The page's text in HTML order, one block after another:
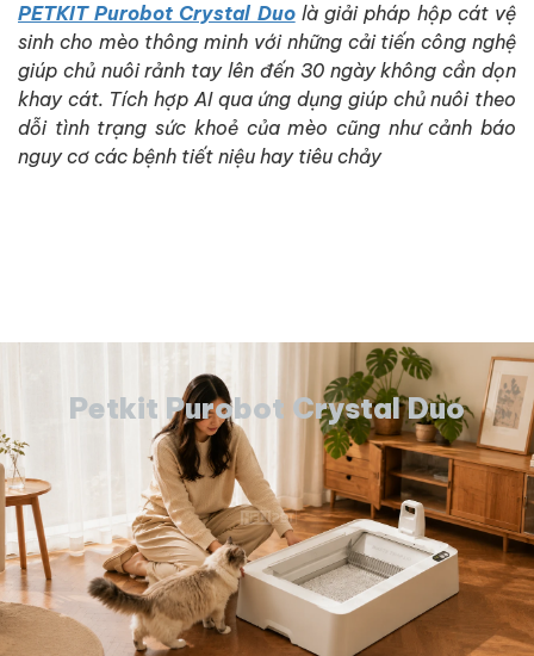
PETKIT Purobot Crystal Duolà giải pháp hộp cát vệ
sinh cho mèo thông minh với những cải tiến công nghệ
giúp chủ nuôi rảnh tay lên đến 30 ngày không cần dọn
khay cát. Tích hợp AI qua ứng dụng giúp chủ nuôi theo
dỗi tình trạng sức khoẻ của mèo cũng như cảnh báo
nguy cơ các bệnh tiết niệu hay tiêu chảy
Petkit Purobot Crystal Duo